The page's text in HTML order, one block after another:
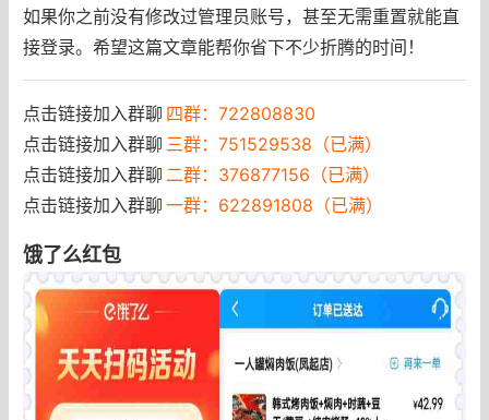
如果你之前没有修改过管理员账号，甚至无需重置就能直
接登录。希望这篇文章能帮你省下不少折腾的时间！
点击链接加入群聊 四群：722808830
点击链接加入群聊 三群：751529538（已满）
点击链接加入群聊 二群：376877156（已满）
点击链接加入群聊 一群：622891808（已满）
饿了么红包